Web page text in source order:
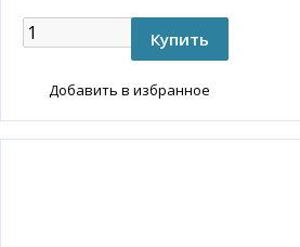
Добавить в избранное